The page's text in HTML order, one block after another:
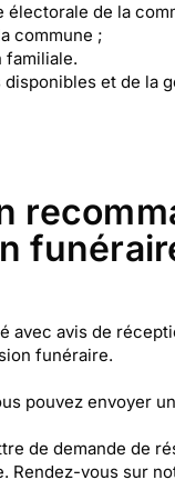
de la
commune ;
familiale.
et de la
avec avis de
funéraire.
pouvez envoyer
de demande de
Rendez-vous sur